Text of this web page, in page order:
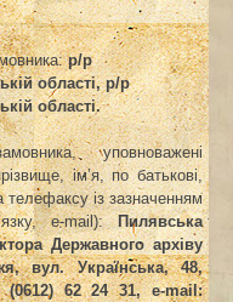
:р/р
області, р/р
області.
уповноважені
ім’я, по батькові,
із зазначенням
e-mail):Пилявська
Державного архіву
вул. Українська, 48,
(0612) 62 24 31, е-mail: